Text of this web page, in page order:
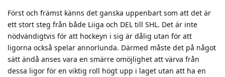
Först och främst känns det ganska uppenbart som att det är
ett stort steg från både Liiga och DEL till SHL. Det är inte
nödvändigtvis för att hockeyn i sig är dålig utan för att
ligorna också spelar annorlunda. Därmed måste det på något
sätt ändå anses vara en smärre omöjlighet att värva från
dessa ligor för en viktig roll högt upp i laget utan att ha en